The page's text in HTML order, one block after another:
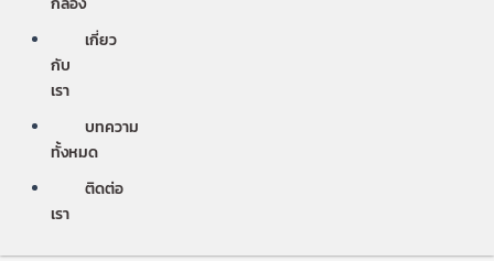
เกี่ยว
กับ
เรา
บทความ
ทั้งหมด
ติดต่อ
เรา